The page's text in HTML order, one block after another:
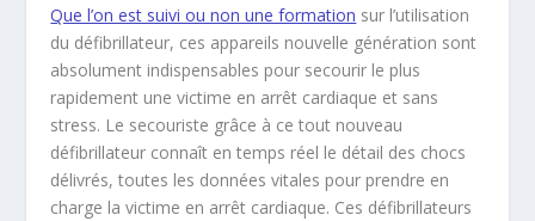
Que l’on est suivi ou non une formation sur l’utilisation
du défibrillateur, ces appareils nouvelle génération sont
absolument indispensables pour secourir le plus
rapidement une victime en arrêt cardiaque et sans
stress. Le secouriste grâce à ce tout nouveau
défibrillateur connaît en temps réel le détail des chocs
délivrés, toutes les données vitales pour prendre en
charge la victime en arrêt cardiaque. Ces défibrillateurs